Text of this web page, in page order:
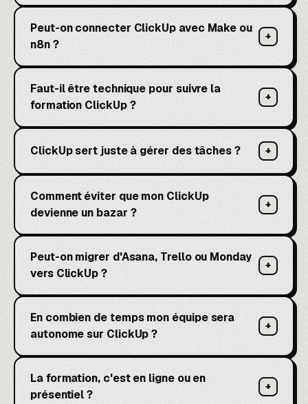
Peut-on connecter ClickUp avec Make ou
n8n ?
+
Faut-il être technique pour suivre la
formation ClickUp ?
+
ClickUp sert juste à gérer des tâches ? +
Comment éviter que mon ClickUp
devienne un bazar ?
+
Peut-on migrer d'Asana, Trello ou Monday
vers ClickUp ?
+
En combien de temps mon équipe sera
autonome sur ClickUp ?
+
La formation, c'est en ligne ou en
présentiel ?
+